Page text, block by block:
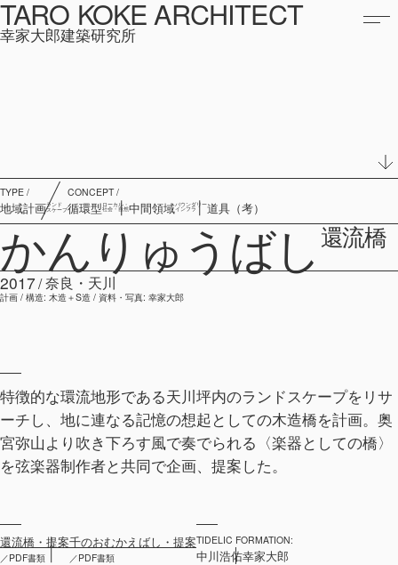
TARO KOKE ARCHITECT
幸家大郎建築研究所
TYPE /
地域計画ランド
スケープ
CONCEPT /
循環型 ローカル・
社会・自然中間領域バウンダリー
インフラ 道具（考）
かんりゅうばし還流橋
2017 奈良・天川
計画 / 構造: 木造＋S造 / 資料・写真: 幸家大郎
特徴的な環流地形である天川坪内のランドスケープをリサ
ーチし、地に連なる記憶の想起としての木造橋を計画。奥
宮弥山より吹き下ろす風で奏でられる〈楽器としての橋〉
を弦楽器制作者と共同で企画、提案した。
還流橋・提案
／PDF書類
千のおむかえばし・提案
／PDF書類
TIDELIC FORMATION:
中川浩佑幸家大郎